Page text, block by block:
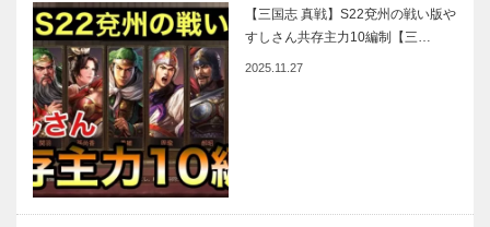
【三国志 真戦】S22兗州の戦い版や
すしさん共存主力10編制【三…
2025.11.27